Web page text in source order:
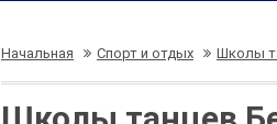
Начальная Спорт и отдых Школы